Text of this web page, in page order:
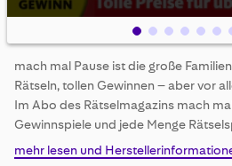
to
the
beginning
of
images
mach mal Pause ist die große
Rätseln, tollen Gewinnen – aber vor
Im Abo des Rätselmagazins mach
Gewinnspiele und jede Menge
mehr lesen und